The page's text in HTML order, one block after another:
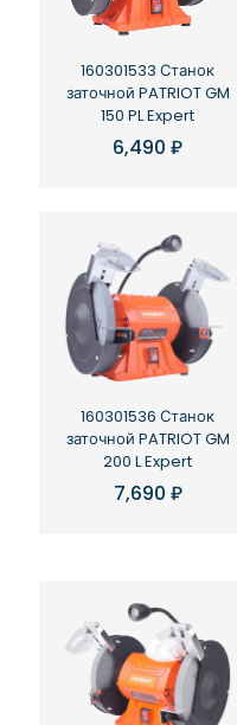
160301533 Станок
заточной PATRIOT GM
150 PL Expert
6,490₽
160301536 Станок
заточной PATRIOT GM
200 L Expert
7,690 ₽